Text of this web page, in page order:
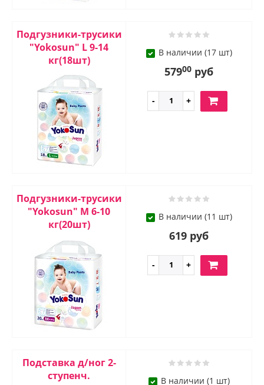
Подгузники-трусики
"Yokosun" L 9-14
кг(18шт)
В наличии (17 шт)
57900 руб
Подгузники-трусики
"Yokosun" М 6-10
кг(20шт)
В наличии (11 шт)
619 руб
Подставка д/ног 2-
ступенч.
В наличии (1 шт)